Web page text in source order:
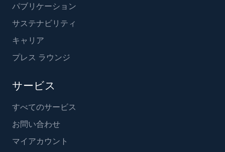
パブリケーション
サステナビリティ
キャリア
プレス ラウンジ
サービス
すべてのサービス
お問い合わせ
マイアカウント